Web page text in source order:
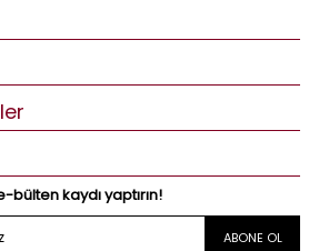
bülten kaydı yaptırın!
ABONE OL